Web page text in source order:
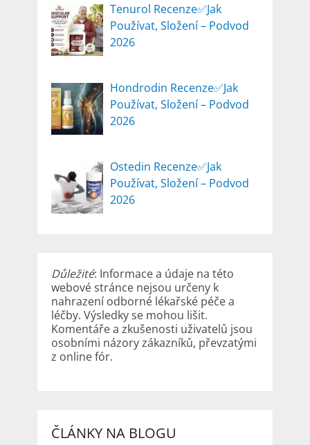
Tenurol Recenze✅Jak
Používat, Složení – Podvod
2026
Hondrodin Recenze✅Jak
Používat, Složení – Podvod
2026
Ostedin Recenze✅Jak
Používat, Složení – Podvod
2026
Důležité: Informace a údaje na této
webové stránce nejsou určeny k
nahrazení odborné lékařské péče a
léčby. Výsledky se mohou lišit.
Komentáře a zkušenosti uživatelů jsou
osobními názory zákazníků, převzatými
z online fór.
ČLÁNKY NA BLOGU